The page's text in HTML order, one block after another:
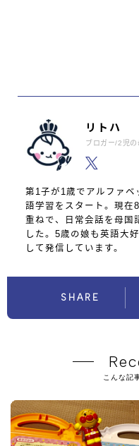
リトハ
ブロガー/2児の
第1子が1歳でアルファベ
語学習をスタート。現在
重ねで、日常会話を母国
した。5歳の娘も英語大
して発信しています。
SHARE
こんな記